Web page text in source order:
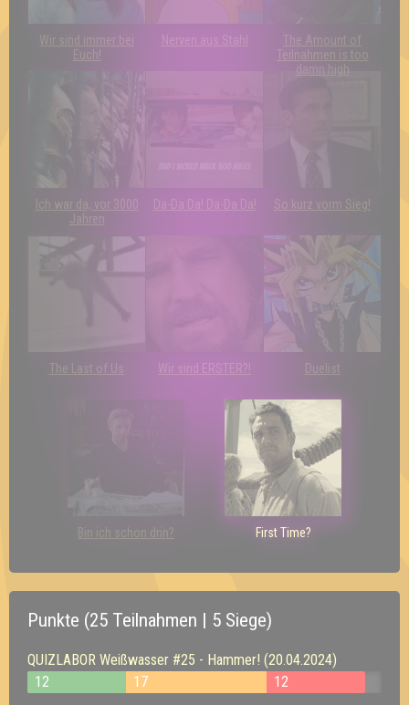
Wir sind immer bei
Euch!
Nerven aus Stahl
The Amount of
Teilnahmen is too
damn high
Ich war da, vor 3000
Jahren
Da-Da Da! Da-Da Da! So kurz vorm Sieg!
The Last of Us Wir sind ERSTER?! Duelist
Bin ich schon drin? First Time?
Punkte (25 Teilnahmen | 5 Siege)
QUIZLABOR Weißwasser #25 - Hammer! (20.04.2024)
12
17
12